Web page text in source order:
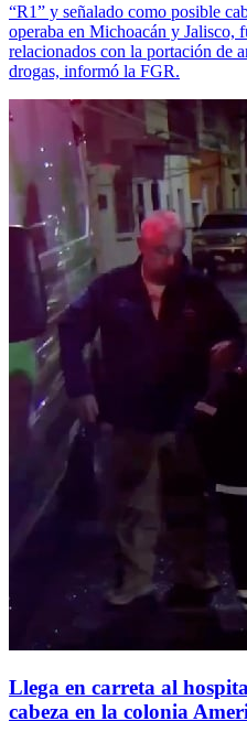
“R1” y señalado como posible
operaba en Michoacán y Jalisco,
relacionados con la portación de
drogas, informó la FGR.
Llega en carreta al
cabeza en la colonia